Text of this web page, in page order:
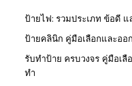
ป้ายไฟ: รวมประเภท ข้อดี
ป้ายคลินิก คู่มือเลือกและอ
รับทำป้าย ครบวงจร คู่มือเ
ทำ